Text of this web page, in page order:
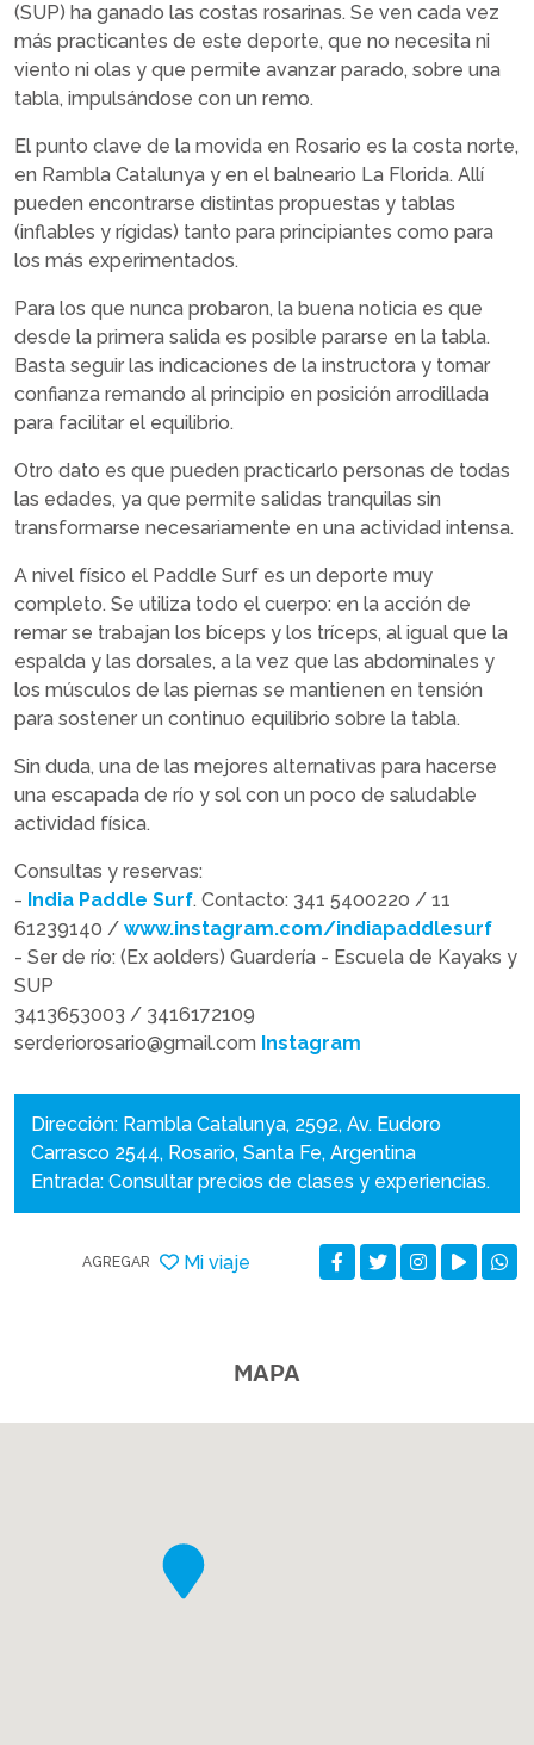
(SUP) ha ganado las costas rosarinas. Se ven cada vez
más practicantes de este deporte, que no necesita ni
viento ni olas y que permite avanzar parado, sobre una
tabla, impulsándose con un remo.
El punto clave de la movida en Rosario es la costa norte,
en Rambla Catalunya y en el balneario La Florida. Allí
pueden encontrarse distintas propuestas y tablas
(inflables y rígidas) tanto para principiantes como para
los más experimentados.
Para los que nunca probaron, la buena noticia es que
desde la primera salida es posible pararse en la tabla.
Basta seguir las indicaciones de la instructora y tomar
confianza remando al principio en posición arrodillada
para facilitar el equilibrio.
Otro dato es que pueden practicarlo personas de todas
las edades, ya que permite salidas tranquilas sin
transformarse necesariamente en una actividad intensa.
A nivel físico el Paddle Surf es un deporte muy
completo. Se utiliza todo el cuerpo: en la acción de
remar se trabajan los bíceps y los tríceps, al igual que la
espalda y las dorsales, a la vez que las abdominales y
los músculos de las piernas se mantienen en tensión
para sostener un continuo equilibrio sobre la tabla.
Sin duda, una de las mejores alternativas para hacerse
una escapada de río y sol con un poco de saludable
actividad física.
Consultas y reservas:
- India Paddle Surf. Contacto: 341 5400220 / 11
61239140 / www.instagram.com/indiapaddlesurf
- Ser de río: (Ex aolders) Guardería - Escuela de Kayaks y
SUP
3413653003 / 3416172109
serderiorosario@gmail.com Instagram
Dirección: Rambla Catalunya, 2592, Av. Eudoro
Carrasco 2544, Rosario, Santa Fe, Argentina
Entrada: Consultar precios de clases y experiencias.
AGREGAR Mi viaje
MAPA